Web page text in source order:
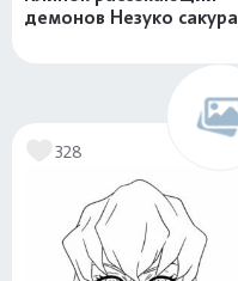
демонов Незуко сакура
328